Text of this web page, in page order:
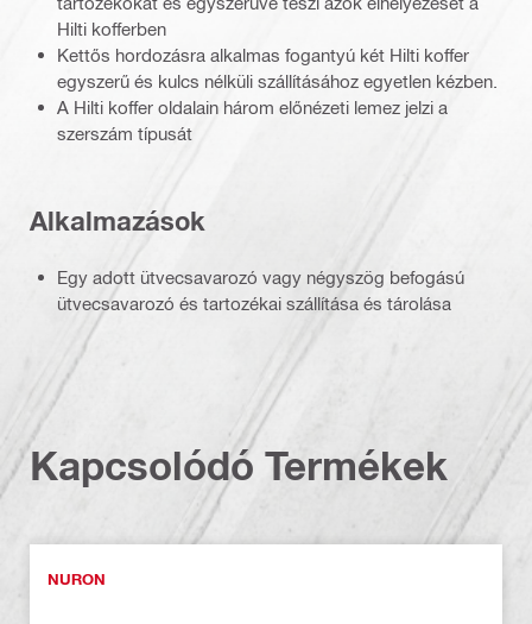
Hilti kofferben
Kettős hordozásra alkalmas fogantyú két Hilti koffer
egyszerű és kulcs nélküli szállításához egyetlen kézben.
A Hilti koffer oldalain három előnézeti lemez jelzi a
szerszám típusát
Alkalmazások
Egy adott ütvecsavarozó vagy négyszög befogású
ütvecsavarozó és tartozékai szállítása és tárolása
Kapcsolódó Termékek
NURON